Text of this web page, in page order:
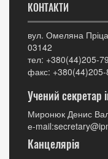
КОНТАКТИ
вул. Омеляна
03142
тел: +380(44)205-
факс:
Учений секретар
Миронюк Денис
е-
Канцелярія